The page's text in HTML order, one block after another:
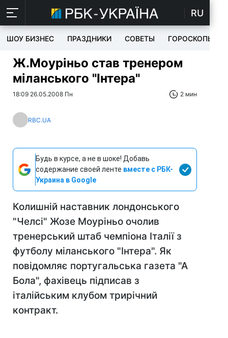
RU
ШОУ БИЗНЕС ПРАЗДНИКИ СОВЕТЫ ГОРОСКОПЫ
Ж.Моуріньо став тренером
міланського "Інтера"
18:09 26.05.2008 Пн 2 мин
RBC.UA
Будь в курсе, а не в шоке! Добавь
содержание своей ленте вместе с РБК-
Украина в Google
Колишній наставник лондонського
"Челсі" Жозе Моуріньо очолив
тренерський штаб чемпіона Італії з
футболу міланського "Інтера". Як
повідомляє португальська газета "А
Бола", фахівець підписав з
італійським клубом трирічний
контракт.